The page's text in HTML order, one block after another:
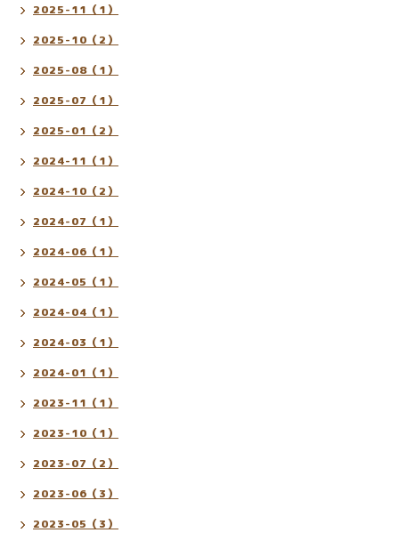
2025-11（1）
2025-10（2）
2025-08（1）
2025-07（1）
2025-01（2）
2024-11（1）
2024-10（2）
2024-07（1）
2024-06（1）
2024-05（1）
2024-04（1）
2024-03（1）
2024-01（1）
2023-11（1）
2023-10（1）
2023-07（2）
2023-06（3）
2023-05（3）